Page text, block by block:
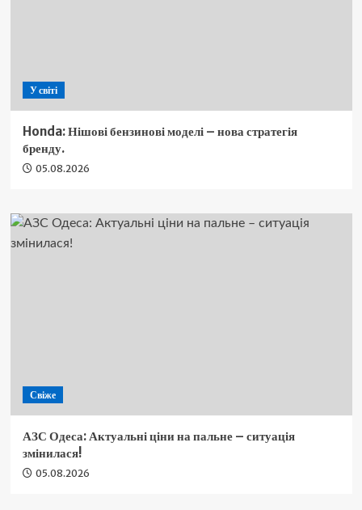
У світі
Honda: Нішові бензинові моделі – нова стратегія
бренду.
05.08.2026
Свіже
АЗС Одеса: Актуальні ціни на пальне – ситуація
змінилася!
05.08.2026